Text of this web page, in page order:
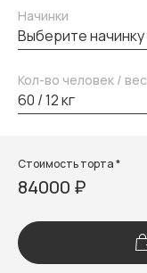
Начинки
выберите начинку
Кол-во человек / вес
60 / 12 кг
Стоимость торта *
84000 ₽